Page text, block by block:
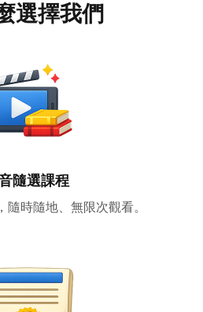
選擇我們
隨選課程
隨時隨地、無限次觀看。